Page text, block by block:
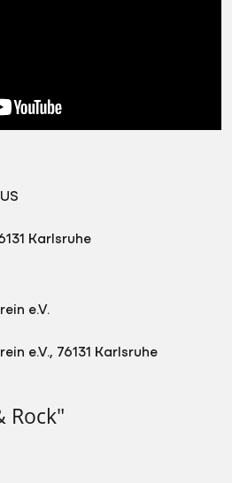
Karlsruhe
e.V.
e.V., 76131 Karlsruhe
Rock"